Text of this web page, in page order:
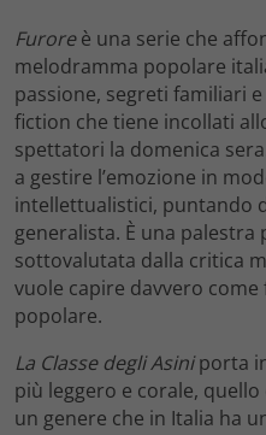
Furoreè una serie che
melodramma popolare
passione, segreti familiari
fiction che tiene incollati
spettatori la domenica
a gestire l’emozione in
intellettualistici, puntando
generalista. È una palestra
sottovalutata dalla critica
vuole capire davvero
popolare.
La Classe degli Asiniporta
più leggero e corale,
un genere che in Italia ha